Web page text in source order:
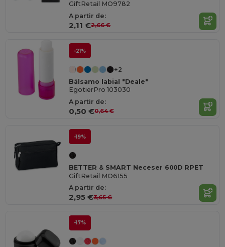
GiftRetail MO9782
A partir de:
2,11 €2,66 €
-21%
+2
Bálsamo labial "Deale"
EgotierPro 103030
A partir de:
0,50 €0,64 €
-19%
BETTER & SMART Neceser 600D RPET
GiftRetail MO6155
A partir de:
2,95 €3,65 €
-17%